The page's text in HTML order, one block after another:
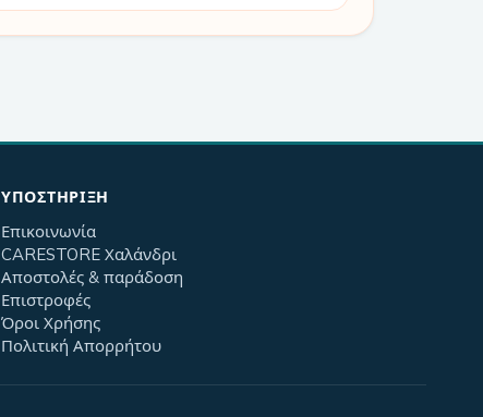
ΥΠΟΣΤΉΡΙΞΗ
Επικοινωνία
CARESTORE Χαλάνδρι
Αποστολές & παράδοση
Επιστροφές
Όροι Χρήσης
Πολιτική Απορρήτου